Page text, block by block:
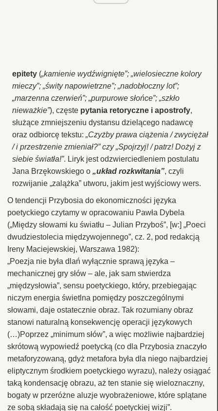
epitety („kamienie wydźwignięte”; „wielosieczne kolory
mieczy”; „świty napowietrzne”; „nadobłoczny lot”;
„marzenna czerwień”; „purpurowe słońce”; „szkło
nieważkie”), częste pytania retoryczne i apostrofy,
służące zmniejszeniu dystansu dzielącego nadawcę
oraz odbiorcę tekstu: „Czyżby prawa ciążenia / zwyciężał
/ i przestrzenie zmieniał?” czy „Spojrzyj! / patrz! Dożyj z
siebie światła!”. Liryk jest odzwierciedleniem postulatu
Jana Brzękowskiego o „układ rozkwitania”, czyli
rozwijanie „zalążka” utworu, jakim jest wyjściowy wers.
O tendencji Przybosia do ekonomiczności języka
poetyckiego czytamy w opracowaniu Pawła Dybela
(„Między słowami ku światłu – Julian Przyboś”, [w:] „Poeci
dwudziestolecia międzywojennego”, cz. 2, pod redakcją
Ireny Maciejewskiej, Warszawa 1982):
„Poezja nie była dlań wyłącznie sprawą języka –
mechanicznej gry słów – ale, jak sam stwierdza
„międzysłowia”, sensu poetyckiego, który, przebiegając
niczym energia świetlna pomiędzy poszczególnymi
słowami, daje ostatecznie obraz. Tak rozumiany obraz
stanowi naturalną konsekwencję operacji językowych
(…)Poprzez „minimum słów”, a więc możliwie najbardziej
skrótową wypowiedź poetycką (co dla Przybosia znaczyło
metaforyzowaną, gdyż metafora była dla niego najbardziej
eliptycznym środkiem poetyckiego wyrazu), należy osiągać
taką kondensację obrazu, aż ten stanie się wieloznaczny,
bogaty w przeróżne aluzje wyobrażeniowe, które splątane
ze sobą składają się na całość poetyckiej wizji”.